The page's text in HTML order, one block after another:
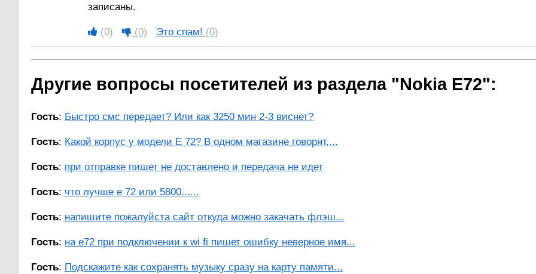
записаны.
(0) (0) Это спам! (0)
Другие вопросы посетителей из раздела "Nokia E72":
Гость: Быстро смс передает? Или как 3250 мин 2-3 виснет?
Гость: Какой корпус у модели Е 72? В одном магазине говорят,...
Гость: при отправке пишет не доставлено и передача не идет
Гость: что лучше е 72 или 5800......
Гость: напишите пожалуйста сайт откуда можно закачать флэш...
Гость: на e72 при подключении к wi fi пишет ошибку неверное имя...
Гость: Подскажите как сохранять музыку сразу на карту памяти...